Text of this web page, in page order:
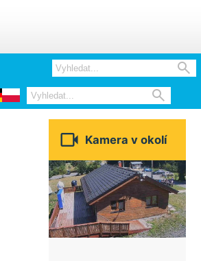


 Kamera v okolí